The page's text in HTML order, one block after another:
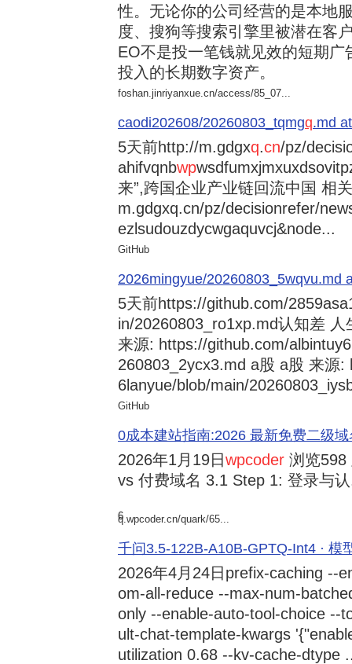
性。无论你的公司经营的是本地
度、搜狗等搜索引擎里被潜在客
EO不是投一笔钱就见效的短期
投入的长期数字资产。
foshan.jinriyanxue.cn/access/85_07...
caodi202608/20260803_tqmgq.md
5天前http://m.gdgxq.cn/pz/
ahifvqnbwp
来”,跨国企业产业链回流中国 相
m.gdgxq.cn/pz/decisionrefer/
ezlsudouzdycwgaquvcj&node...
GitHub
2026mingyue/20260803_5wqvu.md
5天前https://github.com/
in/20260803_ro1xp.md认知差
来源: https://github.com/
260803_2ycx3.md a股 a股 来源
6lanyue/blob/main/
GitHub
0成本建站指南:2026 最新免费二级
2026年1月19日wpcoder 浏览598
vs 付费域名 3.1 Step 1: 登录与
6
q.wpcoder.cn/quark/65...
千问3.5-122B-A10B-GPTQ-Int4 · 模
2026年4月24日 prefix-caching --
om-all-reduce --max-num-
only --enable-auto-tool-choice --
ult-chat-template-kwargs
utilization 0.68 --kv-cache-dtype